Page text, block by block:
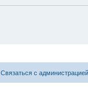
Связаться с администрацией